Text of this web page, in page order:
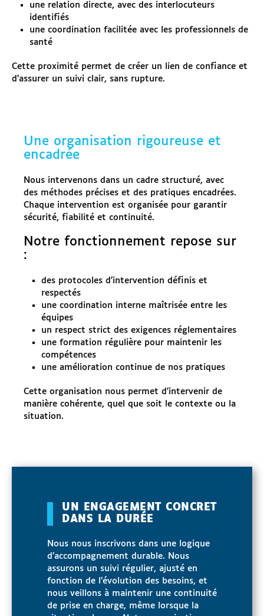
une relation directe, avec des interlocuteurs
identifiés
une coordination facilitée avec les professionnels de
santé
Cette proximité permet de créer un lien de confiance et
d’assurer un suivi clair, sans rupture.
Une organisation rigoureuse et
encadrée
Nous intervenons dans un cadre structuré, avec
des méthodes précises et des pratiques encadrées.
Chaque intervention est organisée pour garantir
sécurité, fiabilité et continuité.
Notre fonctionnement repose sur
:
des protocoles d’intervention définis et
respectés
une coordination interne maîtrisée entre les
équipes
un respect strict des exigences réglementaires
une formation régulière pour maintenir les
compétences
une amélioration continue de nos pratiques
Cette organisation nous permet d’intervenir de
manière cohérente, quel que soit le contexte ou la
situation.
UN ENGAGEMENT CONCRET
DANS LA DURÉE
Nous nous inscrivons dans une logique
d’accompagnement durable. Nous
assurons un suivi régulier, ajusté en
fonction de l’évolution des besoins, et
nous veillons à maintenir une continuité
de prise en charge, même lorsque la